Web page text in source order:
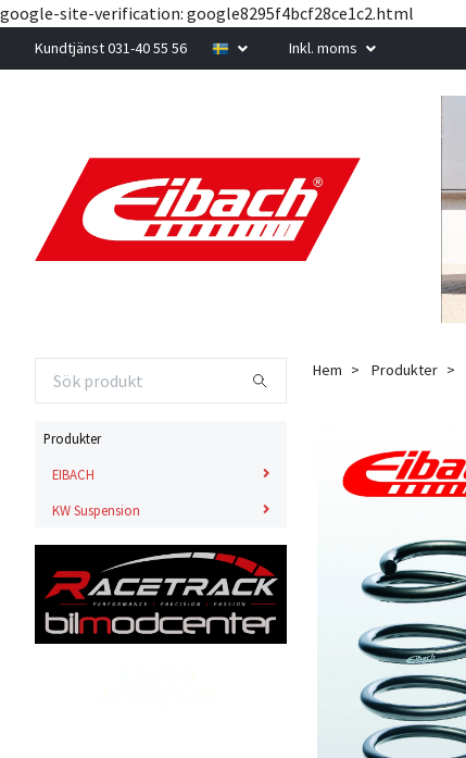
google-site-verification: google8295f4bcf28ce1c2.html
Kundtjänst 031-40 55 56 Inkl. moms
Produkter
EIBACH
KW Suspension
Hem Produkter